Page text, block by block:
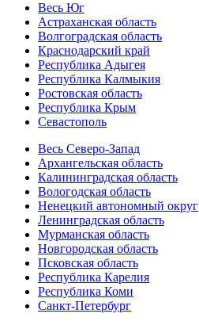
Весь Юг
Астраханская область
Волгоградская область
Краснодарский край
Республика Адыгея
Республика Калмыкия
Ростовская область
Республика Крым
Севастополь
Весь Северо-Запад
Архангельская область
Калининградская область
Вологодская область
Ненецкий автономный округ
Ленинградская область
Мурманская область
Новгородская область
Псковская область
Республика Карелия
Республика Коми
Санкт-Петербург